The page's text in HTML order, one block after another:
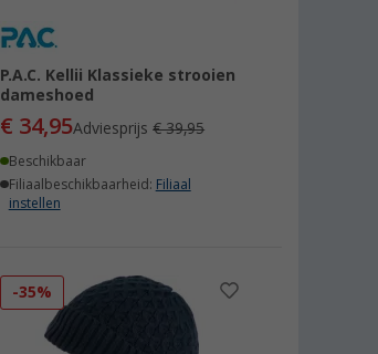
P.A.C. Kellii Klassieke strooien
dameshoed
€ 34,95Adviesprijs€ 39,95
Beschikbaar
Filiaalbeschikbaarheid: Filiaal
instellen
-35%